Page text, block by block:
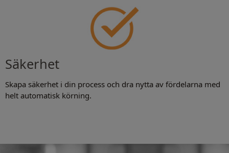
Säkerhet
Skapa säkerhet i din process och dra nytta av fördelarna med
helt automatisk körning.